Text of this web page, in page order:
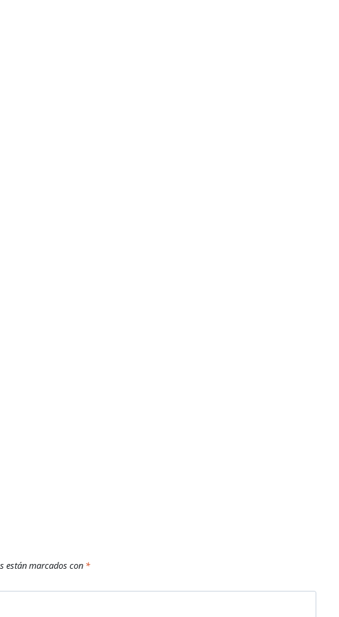
están marcados con *